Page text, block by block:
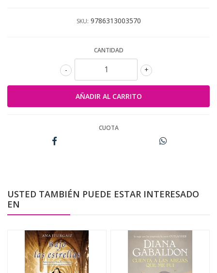
SKU: 9786313003570
CANTIDAD
+
-
CUOTA
USTED TAMBIÉN PUEDE ESTAR INTERESADO
EN